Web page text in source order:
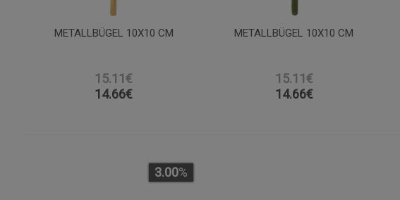
METALLBÜGEL 10X10 CM
15.11€
14.66€
METALLBÜGEL 10X10 CM
15.11€
14.66€
3.00%